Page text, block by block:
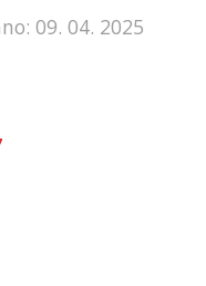
09. 04. 2025